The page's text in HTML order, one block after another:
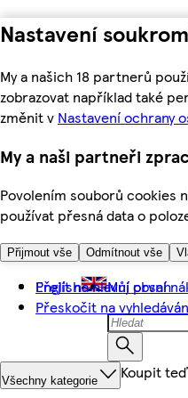
Nastavení
My a našich 18 partnerů
zobrazovat například také
změnit v Nastavení ochrany
My a naši partneři
Povolením souborů cookies
používat přesná data o
Přijmout vše Odmítnout vše
Přejít na hlavní obsah
Přeskočit na
English Můj první
Všechny kategorie Koupit teď